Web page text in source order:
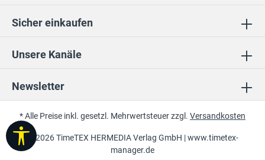
Unsere Kanäle
Sicher einkaufen
Newsletter
© 2026 TimeTEX HERMEDIA Verlag GmbH |www.timetex-
manager.de
* Alle Preise inkl. gesetzl. Mehrwertsteuer zzgl. Versandkosten
Werkzeugleiste anzeigen